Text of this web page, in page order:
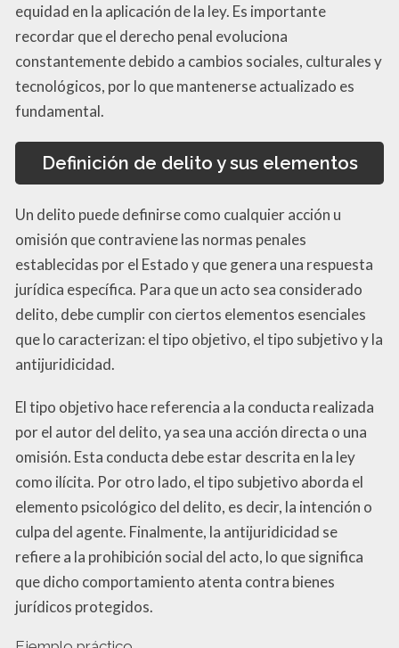
equidad en la aplicación de la ley. Es importante
recordar que el derecho penal evoluciona
constantemente debido a cambios sociales, culturales y
tecnológicos, por lo que mantenerse actualizado es
fundamental.
Definición de delito y sus elementos
Un delito puede definirse como cualquier acción u
omisión que contraviene las normas penales
establecidas por el Estado y que genera una respuesta
jurídica específica. Para que un acto sea considerado
delito, debe cumplir con ciertos elementos esenciales
que lo caracterizan: el tipo objetivo, el tipo subjetivo y la
antijuridicidad.
El tipo objetivo hace referencia a la conducta realizada
por el autor del delito, ya sea una acción directa o una
omisión. Esta conducta debe estar descrita en la ley
como ilícita. Por otro lado, el tipo subjetivo aborda el
elemento psicológico del delito, es decir, la intención o
culpa del agente. Finalmente, la antijuridicidad se
refiere a la prohibición social del acto, lo que significa
que dicho comportamiento atenta contra bienes
jurídicos protegidos.